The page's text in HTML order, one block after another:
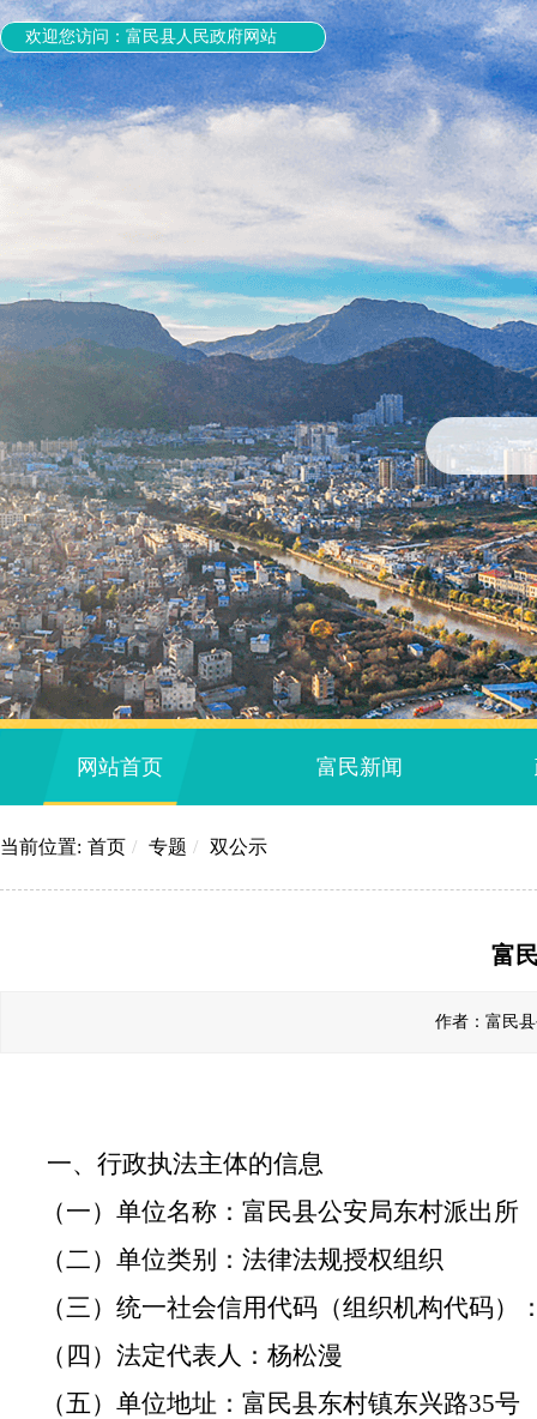
欢迎您访问：富民县人民政府网站
网站首页 富民新闻
当前位置: 首页 / 专题 / 双公示
富
作者：富民
一、行政执法主体的信息
（一）单位名称：富民县公安局东村派出所
（二）单位类别：法律法规授权组织
（三）统一社会信用代码（组织机构代码）
（四）法定代表人：杨松漫
（五）单位地址： 富民县东村镇东兴路35号